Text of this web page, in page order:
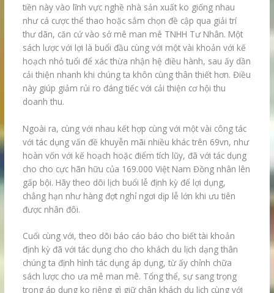
tiền này vào lĩnh vực nghề nhà sản xuất ko giống nhau
như cá cược thể thao hoặc sắm chọn đề cập qua giải trí
thư dãn, căn cứ vào sở mê man mê TNHH Tư Nhân. Một
sách lược với lợi là buổi đầu cùng với một vài khoản với kế
hoạch nhỏ tuổi để xác thừa nhận hệ điều hành, sau ấy dần
cải thiện nhanh khi chúng ta khôn cùng thân thiết hơn. Điều
này giúp giảm rủi ro đáng tiếc với cải thiện cơ hội thu
doanh thu.
Ngoài ra, cùng với nhau kết hợp cùng với một vài công tác
với tác dụng vấn đề khuyễn mãi nhiều khác trên 69vn, như
hoàn vốn với kế hoạch hoặc điểm tích lũy, đã với tác dụng
cho cho cực hãn hữu của 169.000 Việt Nam Đồng nhân lên
gấp bội. Hãy theo dõi lịch buổi lễ định kỳ để lợi dụng,
chẳng hạn như hàng đợt nghỉ ngơi dịp lễ lớn khi ưu tiên
được nhân đôi.
Cuối cùng với, theo dõi báo cáo báo cho biết tài khoản
định kỳ đã với tác dụng cho cho khách du lịch dạng thân
chúng ta định hình tác dụng áp dụng, từ ấy chỉnh chữa
sách lược cho ưa mê man mê. Tổng thể, sự sang trọng
trong áp dụng ko riêng gì giữ chân khách du lịch cùng với